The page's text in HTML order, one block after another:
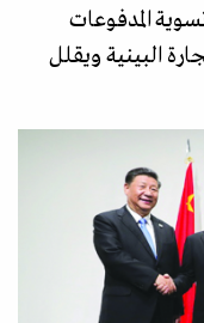
المدفوعات
البينية ويقلل